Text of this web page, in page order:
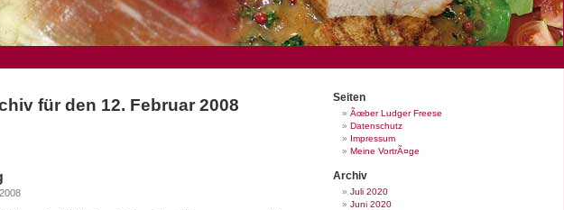
für den 12. Februar 2008 Seiten
Ãœber Ludger Freese
Datenschutz
Impressum
Meine VortrÃ¤ge
Archiv
Juli 2020
Juni 2020